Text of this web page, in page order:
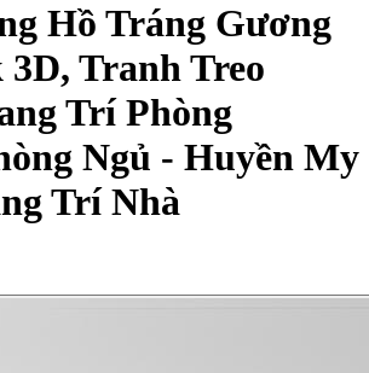
Hồ Tráng Gương
Tranh Treo
Trí Phòng
Ngủ - Huyền My
Trí Nhà